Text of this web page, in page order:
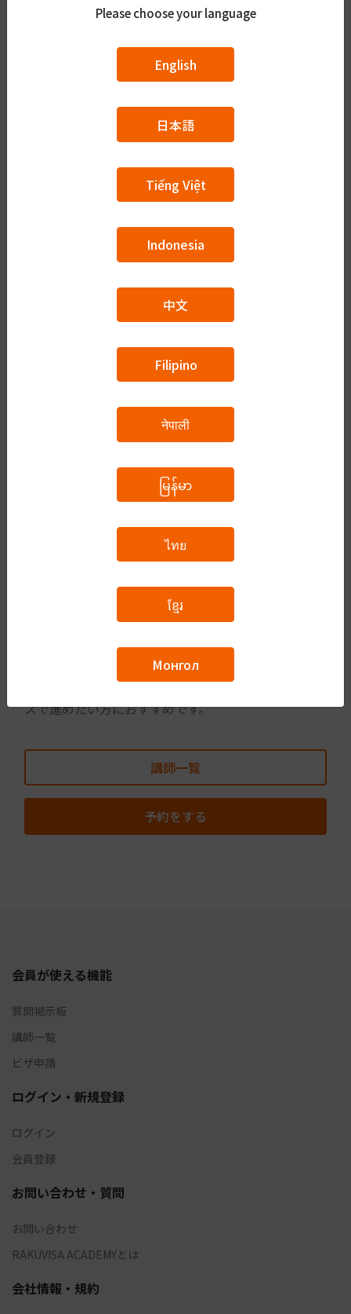
カリキュラムで会話・単語・文法・
読解を学びたい人はこちらのコースを受講して
会話練習41文、単語・漢字1159個、文法135個、読解
（※1）JOTでB１を終了している、もしくは
JLPTでN２合格レベルの人が対象のコースで
（※2）授業は第一回から順番に進みます。途中
（※3）宿題が毎回でます。宿題の内容を使って次回
の授業をしますので、宿題は授業までに必ず終えてく
カリキュラム
フリーコース
習をすることができます。
スで進めたい方におすすめです。
講師一覧
予約をする
会員が使える機能
質問掲示板
講師一覧
ビザ申請
ログイン・新規登録
ログイン
会員登録
お問い合わせ・質問
お問い合わせ
RAKUVISA ACADEMYとは
会社情報・規約
Please choose your language
English
日本語
Tiếng Việt
Indonesia
中文
Filipino
नेपाली
မြန်မာ
ไทย
ខ្មែរ
Монгол